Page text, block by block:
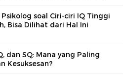
soal Ciri-ciri IQ Tinggi
Bisa Dilihat dari Hal Ini
dan SQ: Mana yang Paling
Kesuksesan?